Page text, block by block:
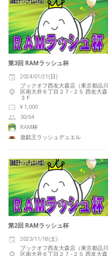
第3回 RAMラッシュ杯
2024/01/21(日)
ブックオフ西友大森店（東京都品川
区南大井６丁目２７−２５ 西友大森
３Ｆ
¥ 1,000
30/64
RAM杯
遊戯王ラッシュデュエル
第2回 RAMラッシュ杯
2023/11/18(土)
ブックオフ西友大森店（東京都品川
区南大井６丁目２７−２５ 西友大森